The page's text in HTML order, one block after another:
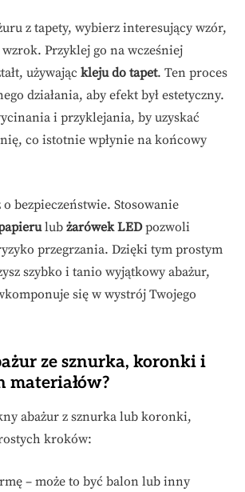
z tapety, wybierz interesujący wzór,
Przyklej go na wcześniej
używając kleju do tapet. Ten proces
działania, aby efekt był estetyczny.
i przyklejania, by uzyskać
co istotnie wpłynie na końcowy
bezpieczeństwie. Stosowanie
lub żarówek LEDpozwoli
przegrzania. Dzięki tym prostym
szybko i tanio wyjątkowy abażur,
się w wystrój Twojego
ze sznurka, koronki i
abażur z sznurka lub koronki,
kroków:
– może to być balon lub inny